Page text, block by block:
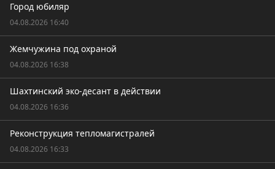
Город юбиляр
04.08.2026 16:40
Жемчужина под охраной
04.08.2026 16:38
Шахтинский эко-десант в действии
04.08.2026 16:36
Реконструкция тепломагистралей
04.08.2026 16:33